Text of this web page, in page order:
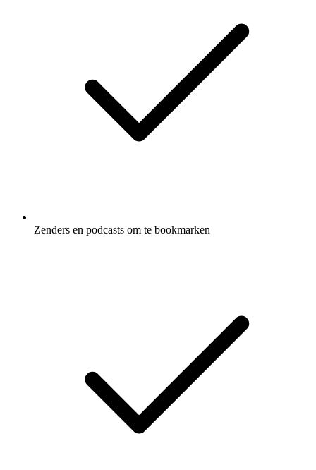
Zenders en podcasts om te bookmarken